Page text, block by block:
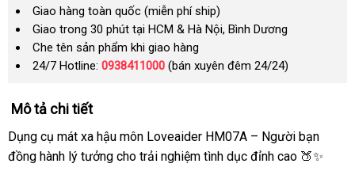
Giao hàng toàn quốc (miễn phí ship)
Giao trong 30 phút tại HCM & Hà Nội, Bình Dương
Che tên sản phẩm khi giao hàng
24/7 Hotline: 0938411000 (bán xuyên đêm 24/24)
Mô tả chi tiết
Dụng cụ mát xa hậu môn Loveaider HM07A – Người bạn
đồng hành lý tưởng cho trải nghiệm tình dục đỉnh cao 🍑✨